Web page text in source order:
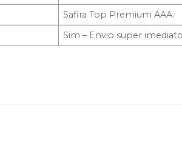
Safira Top Premium AAA.
Sim – Envio super